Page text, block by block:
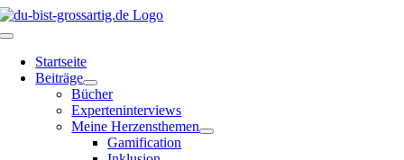
Zum
Inhalt
Toggle
NavigationStartseite
Beiträge
Bücher
Experteninterviews
Meine Herzensthemen
Gamification